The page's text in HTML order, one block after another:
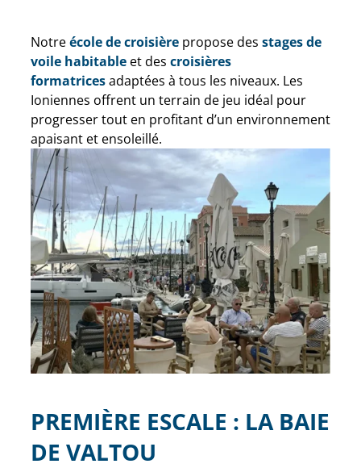
Notreécole de croisière propose des stages de
voile habitable et des croisières
formatricesadaptées à tous les niveaux. Les
Ioniennes offrent un terrain de jeu idéal pour
progresser tout en profitant d’un environnement
apaisant et ensoleillé.
PREMIÈRE ESCALE : LA BAIE
DE VALTOU